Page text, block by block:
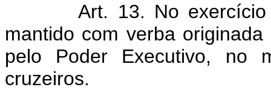
Art. 13. No
mantido com verba
pelo Poder Executivo, no
cruzeiros.